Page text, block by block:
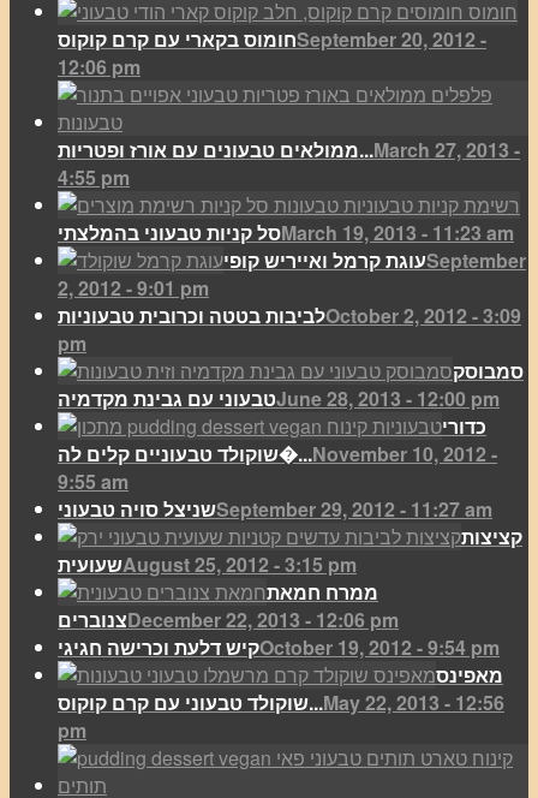
חומוס בקארי עם קרם קוקוסSeptember 20, 2012 -
12:06 pm
ממולאים טבעונים עם אורז ופטריות...March 27, 2013 -
4:55 pm
סל קניות טבעוני בהמלצתיMarch 19, 2013 - 11:23 am
עוגת קרמל ואייריש קופיSeptember
2, 2012 - 9:01 pm
לביבות בטטה וכרובית טבעוניותOctober 2, 2012 - 3:09
pm
סמבוסק
טבעוני עם גבינת מקדמיהJune 28, 2013 - 12:00 pm
כדורי
שוקולד טבעוניים קלים לה�...November 10, 2012 -
9:55 am
שניצל סויה טבעוניSeptember 29, 2012 - 11:27 am
קציצות
שעועיתAugust 25, 2012 - 3:15 pm
ממרח חמאת
צנובריםDecember 22, 2013 - 12:06 pm
קיש דלעת וכרישה חגיגיOctober 19, 2012 - 9:54 pm
מאפינס
שוקולד טבעוני עם קרם קוקוס...May 22, 2013 - 12:56
pm